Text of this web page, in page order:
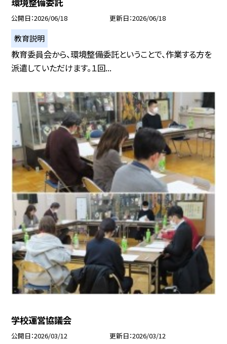
公開日 2026/06/18 更新日 2026/06/18
教育説明
教育委員会から、環境整備委託ということで、作業する方を
派遣していただけます。１回...
学校運営協議会
公開日 2026/03/12 更新日 2026/03/12